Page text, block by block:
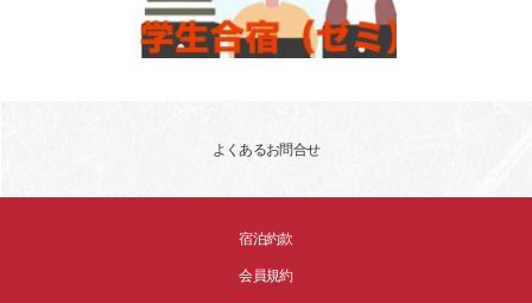
よくあるお問合せ
宿泊約款
会員規約